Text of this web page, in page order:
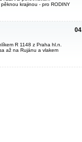
krajinou - pro RODINY
R 1148 z Praha hl.n.
až na Rujánu a vlakem